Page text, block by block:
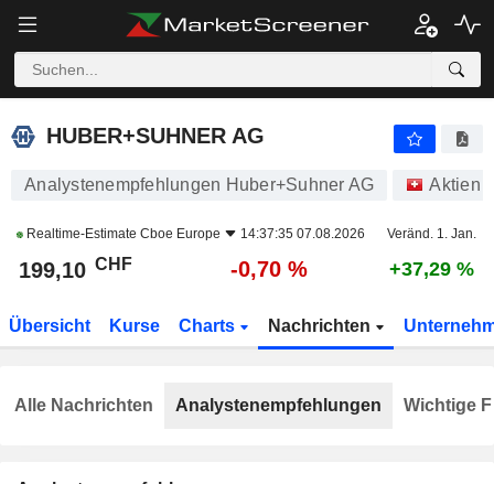
HUBER+SUHNER AG
HUBER+SUHNER AG
Analystenempfehlungen Huber+Suhner AG Aktien
Realtime-Estimate Cboe Europe 14:37:35 07.08.2026 Veränd. 1. Jan.
199,10 CHF -0,70 % +37,29 %
Übersicht Kurse Charts Nachrichten
Alle Nachrichten Analystenempfehlungen Wichtige